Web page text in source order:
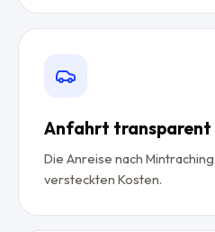
Anfahrt transparent
Die Anreise nach
versteckten Kosten.